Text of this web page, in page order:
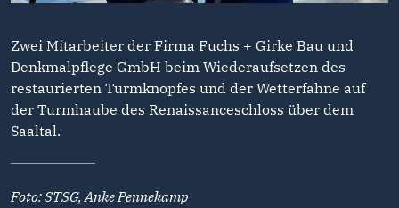
Zwei Mitarbeiter der Firma Fuchs + Girke Bau und
Denkmalpflege GmbH beim Wiederaufsetzen des
restaurierten Turmknopfes und der Wetterfahne auf
der Turmhaube des Renaissanceschloss über dem
Saaltal.
Foto: STSG, Anke Pennekamp